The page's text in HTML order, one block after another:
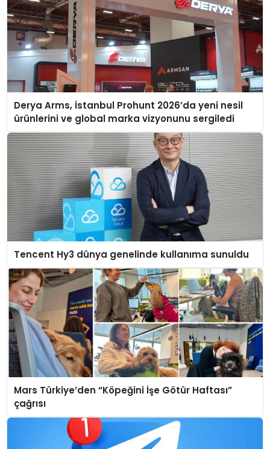
Derya Arms, İstanbul Prohunt 2026’da yeni nesil
ürünlerini ve global marka vizyonunu sergiledi
Tencent Hy3 dünya genelinde kullanıma sunuldu
Mars Türkiye’den “Köpeğini İşe Götür Haftası”
çağrısı